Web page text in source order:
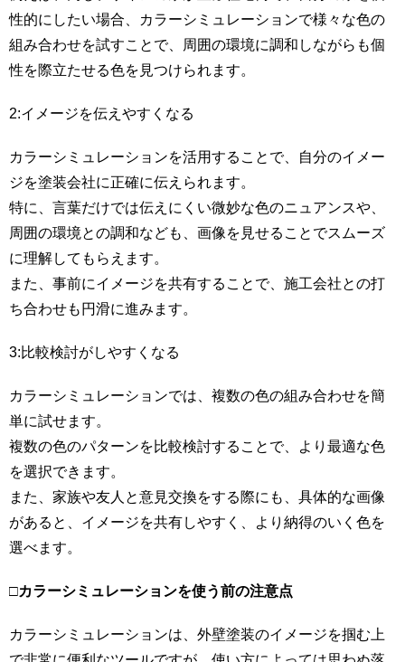
性的にしたい場合、カラーシミュレーションで様々な色の
組み合わせを試すことで、周囲の環境に調和しながらも個
性を際立たせる色を見つけられます。
2:イメージを伝えやすくなる
カラーシミュレーションを活用することで、自分のイメー
ジを塗装会社に正確に伝えられます。
特に、言葉だけでは伝えにくい微妙な色のニュアンスや、
周囲の環境との調和なども、画像を見せることでスムーズ
に理解してもらえます。
また、事前にイメージを共有することで、施工会社との打
ち合わせも円滑に進みます。
3:比較検討がしやすくなる
カラーシミュレーションでは、複数の色の組み合わせを簡
単に試せます。
複数の色のパターンを比較検討することで、より最適な色
を選択できます。
また、家族や友人と意見交換をする際にも、具体的な画像
があると、イメージを共有しやすく、より納得のいく色を
選べます。
□カラーシミュレーションを使う前の注意点
カラーシミュレーションは、外壁塗装のイメージを掴む上